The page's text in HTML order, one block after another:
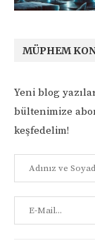
MÜPHEM
Yeni blog
bültenimize
keşfedelim!